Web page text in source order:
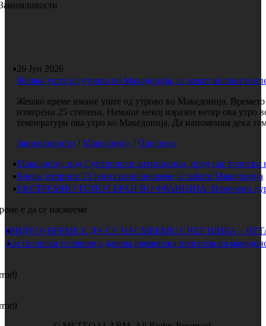
26 Јун 2026
Жешко уште од утрово во Македонија, се мерат високи
Жешко време имаме уште од утрово во Македонија. Времето
измерени 25 степени. Немаше некој изразен ветер ова
температури ова утро во Македонија. Да напоменам дека
Занимливости / Македонија / Прогноза
Македонија под Суптропски антициклон, пред нас тропски
Вчера, вторник 23 јуни силно невреме ја зафати Македонија
ЕКСТРЕМНО ТОПОЛ БРАН ВО ФРАНЦИЈА: Измерени дури
е да се насмееме
(ВИДЕО) ВРЕМЕ Е ДА СЕ НАСМЕЕМЕ: СНЕГ ШИБА –
Австралиска телевизија давала временска прогноза на